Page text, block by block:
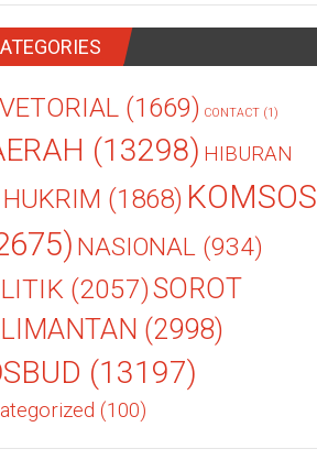
(1669) CONTACT (1)
(13298) HIBURAN
HUKRIM (1868) KOMSOS
NASIONAL (934)
(2057)SOROT
(2998)
(13197)
(100)